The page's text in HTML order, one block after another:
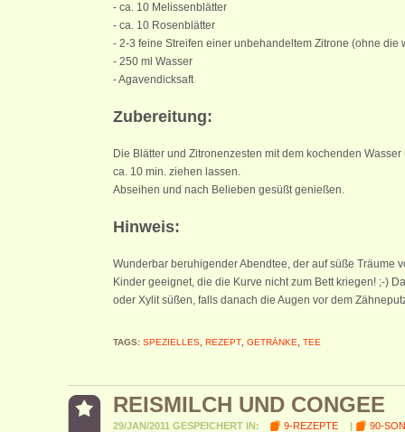
- ca. 10 Melissenblätter
- ca. 10 Rosenblätter
- 2-3 feine Streifen einer unbehandeltem Zitrone (ohne die
- 250 ml Wasser
- Agavendicksaft
Zubereitung:
Die Blätter und Zitronenzesten mit dem kochenden
ca. 10 min. ziehen lassen.
Abseihen und nach Belieben gesüßt genießen.
Hinweis:
Wunderbar beruhigender Abendtee, der auf süße Träume
Kinder geeignet, die die Kurve nicht zum Bett kriegen! ;-)
oder Xylit süßen, falls danach die Augen vor dem
TAGS: SPEZIELLES REZEPT GETRÄNKE TEE
REISMILCH UND CONGEE
29/JAN/2011 GESPEICHERT IN: 9-REZEPTE |
90-